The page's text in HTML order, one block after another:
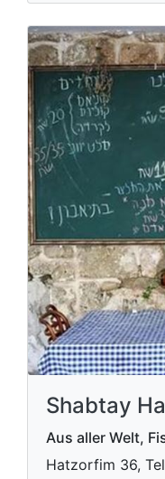
Shabtay
Aus aller Welt,
Hatzorfim 36,